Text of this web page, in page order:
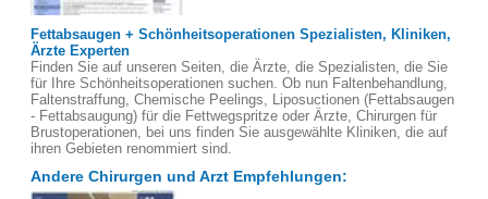
Fettabsaugen + Schönheitsoperationen Spezialisten, Kliniken,
Ärzte Experten
Finden Sie auf unseren Seiten, die Ärzte, die Spezialisten, die Sie
für Ihre Schönheitsoperationen suchen. Ob nun Faltenbehandlung,
Faltenstraffung, Chemische Peelings, Liposuctionen (Fettabsaugen
- Fettabsaugung) für die Fettwegspritze oder Ärzte, Chirurgen für
Brustoperationen, bei uns finden Sie ausgewählte Kliniken, die auf
ihren Gebieten renommiert sind.
Andere Chirurgen und Arzt Empfehlungen: